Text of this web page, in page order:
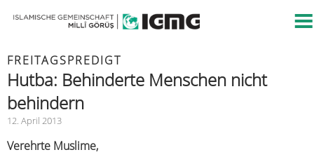
FREITAGSPREDIGT
Hutba: Behinderte Menschen nicht
behindern
12. April 2013
Verehrte Muslime,